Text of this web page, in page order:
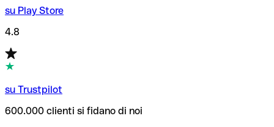
su Play Store
4.8
su Trustpilot
600.000 clienti si fidano di noi